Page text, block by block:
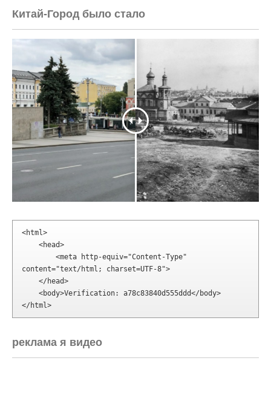
Китай-Город было стало
<html>
content="text/html; charset=UTF-8">
</html>
реклама я видео